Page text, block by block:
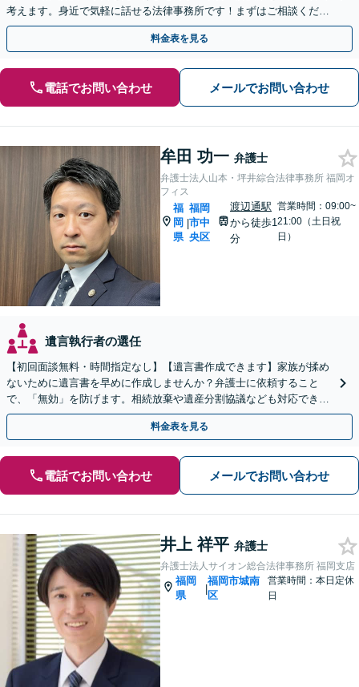
考えます。身近で気軽に話せる法律事務所です！まずはご相談くださ
い【夜間・休日相談可】【電話・WEB面談可】
料金表を見る
電話でお問い合わせ メールでお問い合わせ
牟田 功一 弁護士
弁護士法人山本・坪井綜合法律事務所 福岡オ
フィス
福
岡
県
|
福岡
市中
央区
渡辺通駅
から徒歩1
分
営業時間：09:00~
21:00（土日祝
日）
遺言執行者の選任
【初回面談無料・時間指定なし】【遺言書作成できます】家族が揉め
ないために遺言書を早めに作成しませんか？弁護士に依頼すること
で、「無効」を防げます。相続放棄や遺産分割協議なども対応できま
す。【訪問相談可】【土日祝・夜間早朝も対応】
料金表を見る
電話でお問い合わせ メールでお問い合わせ
井上 祥平 弁護士
弁護士法人サイオン総合法律事務所 福岡支店
福岡
県
|
福岡市城南
区
営業時間：本日定休
日